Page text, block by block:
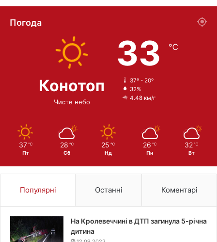
Погода
Конотоп
Чисте небо
33 ℃
37º - 20º
32%
4.48 км/г
37 ℃
Пт
28 ℃
Сб
25 ℃
Нд
26 ℃
Пн
32 ℃
Вт
Популярні Останні Коментарі
На Кролевеччині в ДТП загинула 5-річна
дитина